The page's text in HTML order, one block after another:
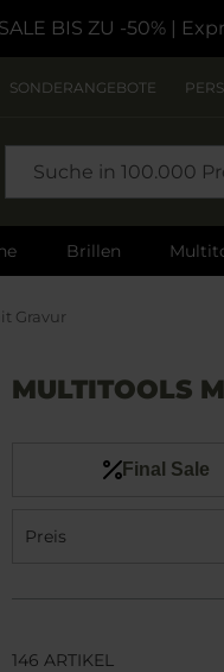
BIS ZU -50% |
SONDERANGEBOTE
Brillen
Gravur
MULTITOOLS
Final Sale
Preis
146 ARTIKEL